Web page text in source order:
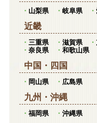
山梨県 岐阜県
近畿
三重県 滋賀県
奈良県
和歌山県
中国 ・ 四国
岡山県 広島県
九州 ・ 沖縄
福岡県 沖縄県